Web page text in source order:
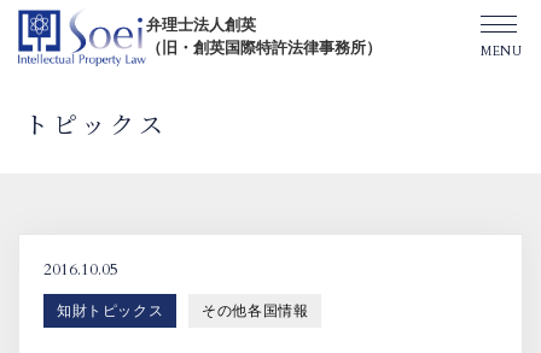
弁理士法人創英
（旧・創英国際特許法律事務所）
弁理士紹介
トピックス
2016.10.05
知財トピックス その他各国情報